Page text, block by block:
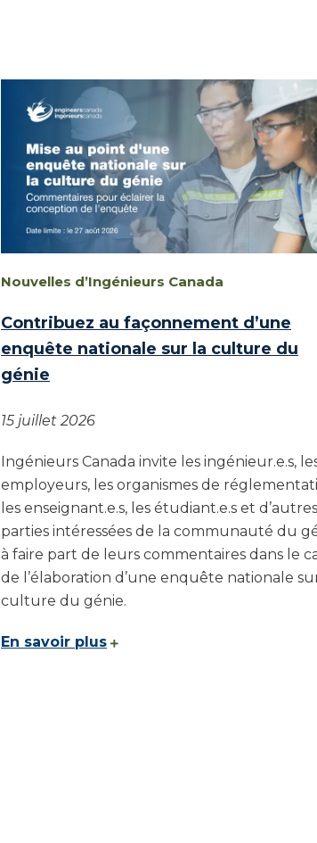
Nouvelles d’Ingénieurs Canada
Contribuez au façonnement d’une
enquête nationale sur la culture du
génie
15 juillet 2026
Ingénieurs Canada invite les ingénieur.e.s,
employeurs, les organismes de
les enseignant.e.s, les étudiant.e.s et d’autres
parties intéressées de la communauté du
à faire part de leurs commentaires dans le
de l’élaboration d’une enquête nationale
culture du génie.
En savoir plus